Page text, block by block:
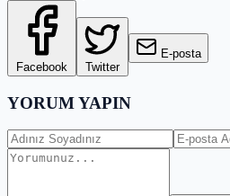
Facebook Twitter
E-posta
YORUM YAPIN